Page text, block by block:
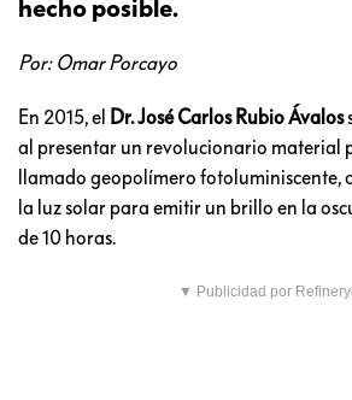
hecho posible.
Por: Omar Porcayo
En 2015, el Dr. José Carlos Rubio Ávalos
al presentar un revolucionario material
llamado geopolímero fotoluminiscente,
la luz solar para emitir un brillo en la
de 10 horas.
▼ Publicidad por